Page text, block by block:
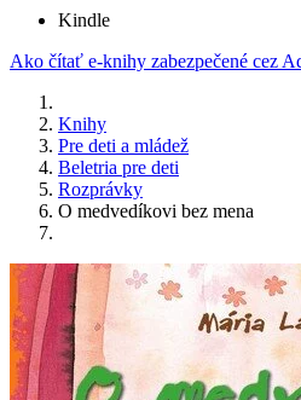
Kindle
Ako čítať e-knihy zabezpečené cez
Knihy
Pre deti a mládež
Beletria pre deti
Rozprávky
O medvedíkovi bez mena